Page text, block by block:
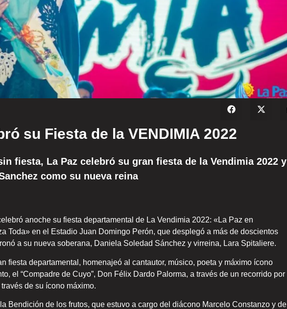
su Fiesta de la VENDIMIA 2022
fiesta, La Paz celebró su gran fiesta de la Vendimia 2022 y
como su nueva reina
anoche su fiesta departamental de La Vendimia 2022: «La Paz en
Toda» en el Estadio Juan Domingo Perón, que desplegó a más de doscientos
a su nueva soberana, Daniela Soledad Sánchez y virreina, Lara Spitaliere.
fiesta departamental, homenajeó al cantautor, músico, poeta y máximo ícono
el “Compadre de Cuyo”, Don Félix Dardo Palorma, a través de un recorrido por
de su ícono máximo.
Bendición de los frutos, que estuvo a cargo del diácono Marcelo Constanzo y de